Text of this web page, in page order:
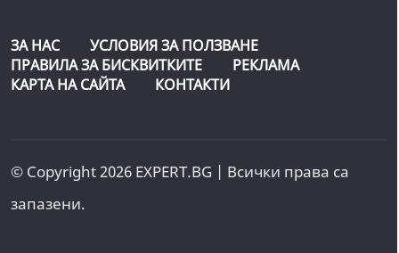
ЗА НАС
УСЛОВИЯ ЗА ПОЛЗВАНЕ
ПРАВИЛА ЗА БИСКВИТКИТЕ
РЕКЛАМА
КАРТА НА САЙТА
КОНТАКТИ
© Copyright 2026 EXPERT.BG | Всички права са
запазени.